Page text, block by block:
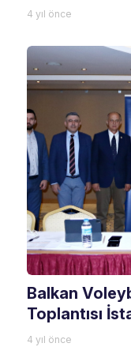
4 yıl önce
Balkan
Toplantısı
4 yıl önce